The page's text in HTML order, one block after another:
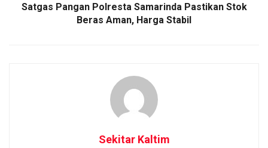
Satgas Pangan Polresta Samarinda Pastikan Stok
Beras Aman, Harga Stabil
Sekitar Kaltim